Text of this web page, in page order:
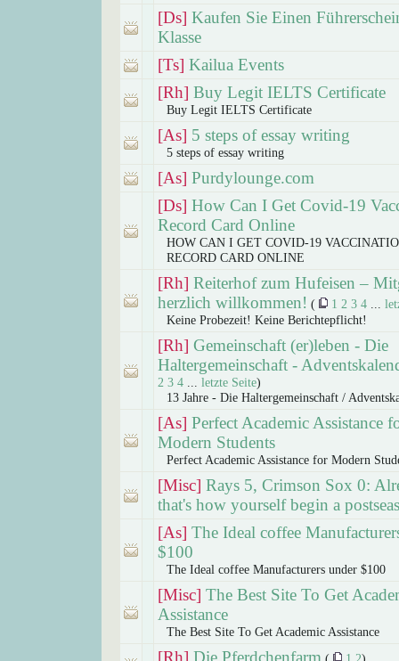
[Ds] Kaufen Sie Einen
Klasse
[Ts] Kailua Events
[Rh] Buy Legit IELTS Certificate
Buy Legit IELTS Certificate
[As] 5 steps of essay writing
5 steps of essay writing
[As] Purdylounge.com
[Ds] How Can I Get Covid-19
Record Card Online
HOW CAN I GET COVID-19
RECORD CARD ONLINE
[Rh] Reiterhof zum Hufeisen –
herzlich willkommen! ( 1 2 3 4
Keine Probezeit! Keine Berichtepflicht!
[Rh] Gemeinschaft (er)leben - Die
Haltergemeinschaft -
2 3 4 letzte Seite)
13 Jahre - Die Haltergemeinschaft /
[As] Perfect Academic Assistance
Modern Students
Perfect Academic Assistance for Modern
[Misc] Rays 5, Crimson Sox 0:
that's how yourself begin a
[As] The Ideal coffee
$100
The Ideal coffee Manufacturers under $100
[Misc] The Best Site To Get
Assistance
The Best Site To Get Academic Assistance
[Rh] Die Pferdchenfarm